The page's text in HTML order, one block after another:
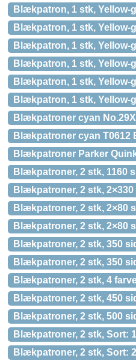
Blækpatron, 1 stk, Yellow-
Blækpatron, 1 stk, Yellow-
Blækpatron, 1 stk, Yellow-
Blækpatron, 1 stk, Yellow-
Blækpatron, 1 stk, Yellow-
Blækpatron, 1 stk, Yellow-
Blækpatroner cyan
Blækpatroner cyan T0612
Blækpatroner Parker
Blækpatroner, 2 stk, 1160
Blækpatroner, 2 stk, 2×330
Blækpatroner, 2 stk, 2×80
Blækpatroner, 2 stk, 2×80
Blækpatroner, 2 stk, 350
Blækpatroner, 2 stk, 350
Blækpatroner, 2 stk, 4
Blækpatroner, 2 stk, 450
Blækpatroner, 2 stk, 500
Blækpatroner, 2 stk, Sort:
Blækpatroner, 2 stk, Sort: